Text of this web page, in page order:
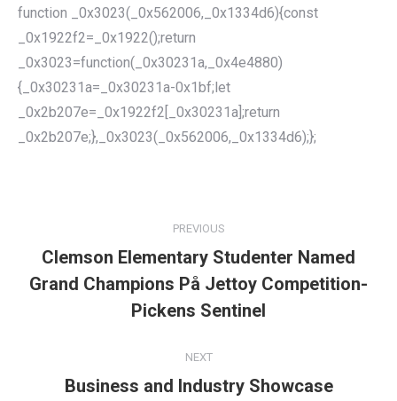
function _0x3023(_0x562006,_0x1334d6){const
_0x1922f2=_0x1922();return
_0x3023=function(_0x30231a,_0x4e4880)
{_0x30231a=_0x30231a-0x1bf;let
_0x2b207e=_0x1922f2[_0x30231a];return
_0x2b207e;},_0x3023(_0x562006,_0x1334d6);};
PREVIOUS
Previous
post:
Clemson Elementary Studenter Named
Grand Champions På Jettoy Competition-
Pickens Sentinel
NEXT
Business and Industry Showcase